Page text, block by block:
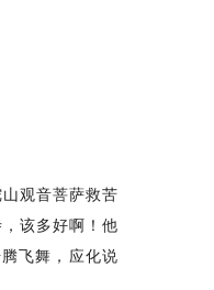
观音菩萨救苦
该多好啊！他
飞舞，应化说